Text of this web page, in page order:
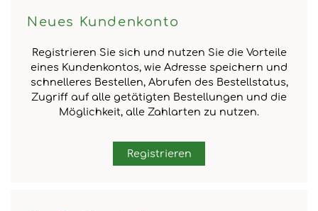
Neues Kundenkonto
Registrieren Sie sich und nutzen Sie die Vorteile
eines Kundenkontos, wie Adresse speichern und
schnelleres Bestellen, Abrufen des Bestellstatus,
Zugriff auf alle getätigten Bestellungen und die
Möglichkeit, alle Zahlarten zu nutzen.
Registrieren